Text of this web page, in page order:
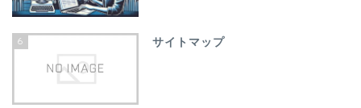
6 サイトマップ